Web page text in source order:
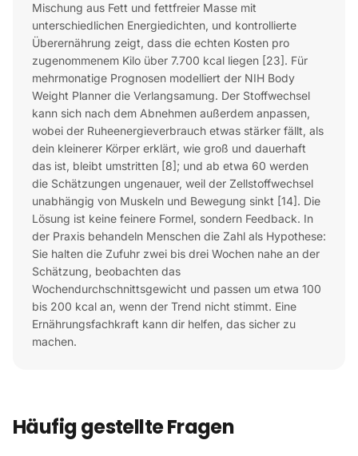
Mischung aus Fett und fettfreier Masse mit
unterschiedlichen Energiedichten, und kontrollierte
Überernährung zeigt, dass die echten Kosten pro
zugenommenem Kilo über 7.700 kcal liegen [23]. Für
mehrmonatige Prognosen modelliert der NIH Body
Weight Planner die Verlangsamung. Der Stoffwechsel
kann sich nach dem Abnehmen außerdem anpassen,
wobei der Ruheenergieverbrauch etwas stärker fällt, als
dein kleinerer Körper erklärt, wie groß und dauerhaft
das ist, bleibt umstritten [8]; und ab etwa 60 werden
die Schätzungen ungenauer, weil der Zellstoffwechsel
unabhängig von Muskeln und Bewegung sinkt [14]. Die
Lösung ist keine feinere Formel, sondern Feedback. In
der Praxis behandeln Menschen die Zahl als Hypothese:
Sie halten die Zufuhr zwei bis drei Wochen nahe an der
Schätzung, beobachten das
Wochendurchschnittsgewicht und passen um etwa 100
bis 200 kcal an, wenn der Trend nicht stimmt. Eine
Ernährungsfachkraft kann dir helfen, das sicher zu
machen.
Häufig gestellte Fragen